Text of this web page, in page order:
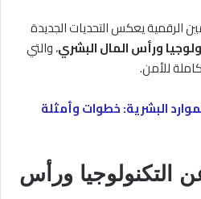
الرقمية يعكس التحديات الجديدة
ورأس المال البشري، والتي
للأمن.
البشرية: خطوات وأمثلة
التكنولوجيا ورأس